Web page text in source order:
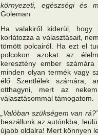
környezeti, egészségi és
Goleman
Ha valakiről kiderül, hogy
korlátozza a választásait,
tömött polcairól. Ha ezt el
polcokon azokat az
keresztény ember
minden olyan termék vagy
élő Szentlélek számára,
otthagyni, mert az
választásommal támogatom.
„Valóban szükségem van rá?”
beszállunk az autónkba,
újabb oldalra! Mert könnyen